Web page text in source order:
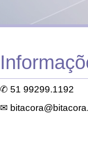
✆ 51 99299.1192
✉